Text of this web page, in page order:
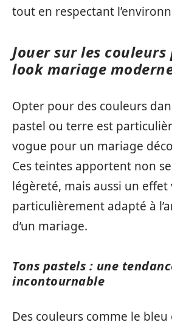
tout en respectant
Jouer sur les
look mariage
Opter pour des couleurs
pastel ou terre est
vogue pour un mariage
Ces teintes apportent non
légèreté, mais aussi un
particulièrement adapté à
d’un mariage.
Tons pastels : une
incontournable
Des couleurs comme le